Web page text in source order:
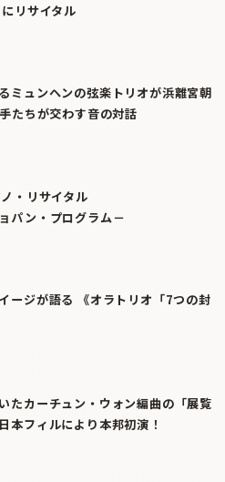
リサイタル
ミュンヘンの弦楽トリオが浜離宮朝
手たちが交わす音の対話
・リサイタル
パン・プログラム－
ージが語る 《オラトリオ「7つの封
たカーチュン・ウォン編曲の「展覧
本フィルにより本邦初演！